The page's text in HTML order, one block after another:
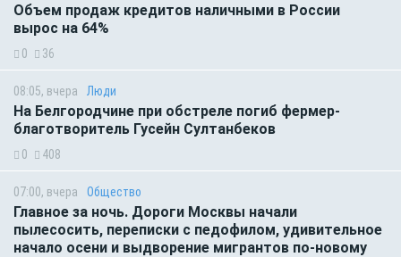
Объем продаж кредитов наличными в России
вырос на 64%
0 36
08:05, вчера Люди
На Белгородчине при обстреле погиб фермер-
благотворитель Гусейн Султанбеков
0 408
07:00, вчера Общество
Главное за ночь. Дороги Москвы начали
пылесосить, переписки с педофилом, удивительное
начало осени и выдворение мигрантов по-новому